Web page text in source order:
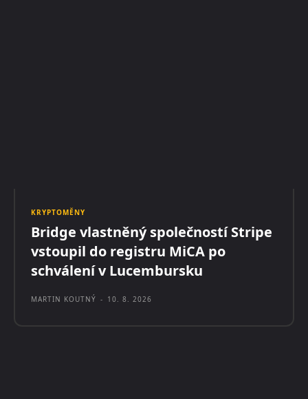
KRYPTOMĚNY
Bridge vlastněný společností Stripe
vstoupil do registru MiCA po
schválení v Lucembursku
MARTIN KOUTNÝ - 10. 8. 2026